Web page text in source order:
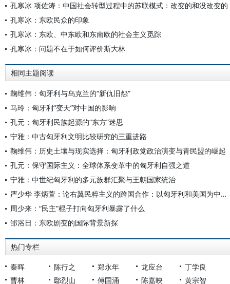
孔寒冰 项佐涛：中国社会转型过程中的苏联模式：改变的和没改变的
孔寒冰：东欧民众的印象
孔寒冰：东欧、中东欧和东南欧的社会主义觅踪
孔寒冰：问题不在于如何评价斯大林
相同主题阅读
鞠维伟：匈牙利与乌克兰的“新仇旧怨”
马玲：匈牙利“变天”对中国的影响
孔元：匈牙利民族起源的“东方”迷思
宁雅：中古匈牙利文明比较研究的三重进路
鞠维伟：历史土壤与现实选择：匈牙利政党政治演变与青民盟的崛起
孔元：保守国际主义：全球体系变革中的匈牙利自强之道
宁雅：中世纪匈牙利的多元族群汇聚与王朝国家统治
严少华 李炳萱：论右翼民粹主义的跨国合作：以匈牙利和美国为中心的考察
周少来：“民主”棍子打向匈牙利暴露了什么
邰浴日：东欧剧变的国际背景新探
热门专栏
秦晖 陈行之 郑永年 龙应台
丁学良
曹林
鄢烈山 傅国涌 陈嘉映 黄宗智